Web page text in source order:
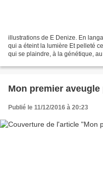
illustrations de E Denize. En
qui a éteint la lumière Et pelleté
qui se plaindre, à la génétique,
Mon premier
Publié le 11/12/2016 à 20:23